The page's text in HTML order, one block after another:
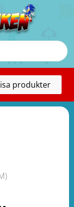
produkter